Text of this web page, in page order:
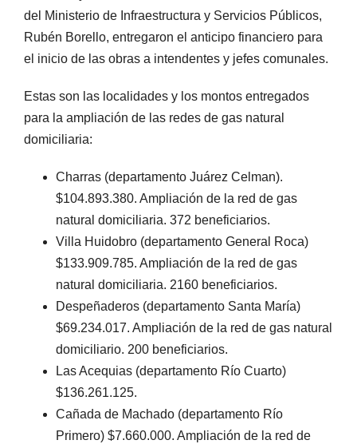
del Ministerio de Infraestructura y Servicios Públicos,
Rubén Borello, entregaron el anticipo financiero para
el inicio de las obras a intendentes y jefes comunales.
Estas son las localidades y los montos entregados
para la ampliación de las redes de gas natural
domiciliaria:
Charras (departamento Juárez Celman).
$104.893.380. Ampliación de la red de gas
natural domiciliaria. 372 beneficiarios.
Villa Huidobro (departamento General Roca)
$133.909.785. Ampliación de la red de gas
natural domiciliaria. 2160 beneficiarios.
Despeñaderos (departamento Santa María)
$69.234.017. Ampliación de la red de gas natural
domiciliario. 200 beneficiarios.
Las Acequias (departamento Río Cuarto)
$136.261.125.
Cañada de Machado (departamento Río
Primero) $7.660.000. Ampliación de la red de